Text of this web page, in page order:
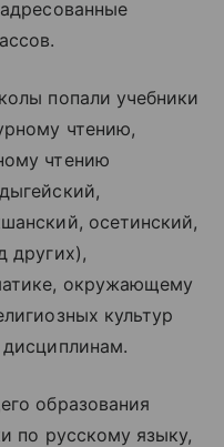
попали учебники
чтению,
чтению
осетинский,
других),
окружающему
культур
образования
по русскому языку,